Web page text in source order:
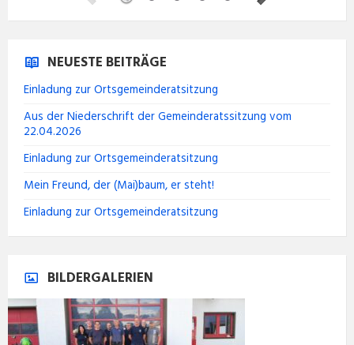
NEUESTE BEITRÄGE
Einladung zur Ortsgemeinderatsitzung
Aus der Niederschrift der Gemeinderatssitzung vom
22.04.2026
Einladung zur Ortsgemeinderatsitzung
Mein Freund, der (Mai)baum, er steht!
Einladung zur Ortsgemeinderatsitzung
BILDERGALERIEN